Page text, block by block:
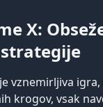
X:
vznemirljiva
krogov, vsak